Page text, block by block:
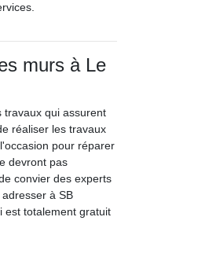
murs à Le
travaux qui assurent
réaliser les travaux
pour réparer
devront pas
convier des experts
à SB
est totalement gratuit